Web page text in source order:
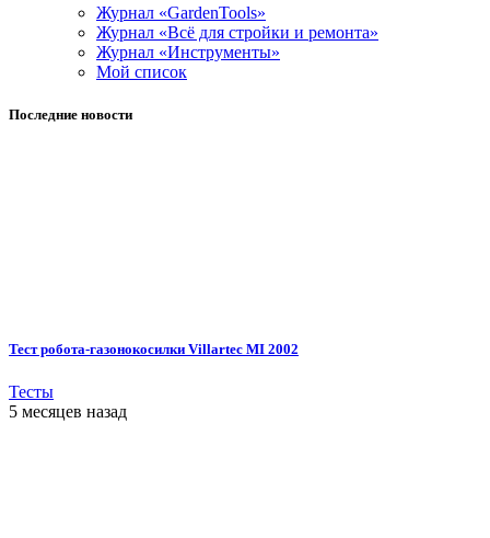
Журнал «GardenTools»
Журнал «Всё для стройки и ремонта»
Журнал «Инструменты»
Мой список
Последние новости
Тест робота-газонокосилки Villartec MI 2002
Тесты
5 месяцев назад